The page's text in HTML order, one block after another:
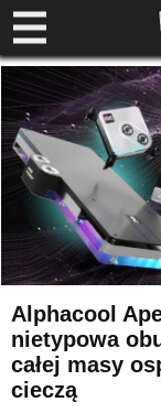
Alphacool
nietypowa
całej masy
cieczą